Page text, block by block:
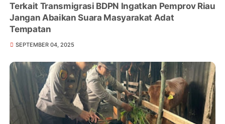
Terkait Transmigrasi BDPN Ingatkan Pemprov Riau
Jangan Abaikan Suara Masyarakat Adat
Tempatan
SEPTEMBER 04, 2025